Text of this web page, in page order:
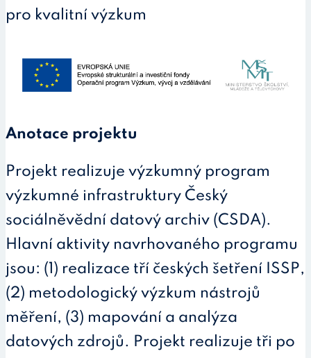
pro kvalitní výzkum
Anotace projektu
Projekt realizuje výzkumný program
výzkumné infrastruktury Český
sociálněvědní datový archiv (CSDA).
Hlavní aktivity navrhovaného programu
jsou: (1) realizace tří českých šetření ISSP,
(2) metodologický výzkum nástrojů
měření, (3) mapování a analýza
datových zdrojů. Projekt realizuje tři po